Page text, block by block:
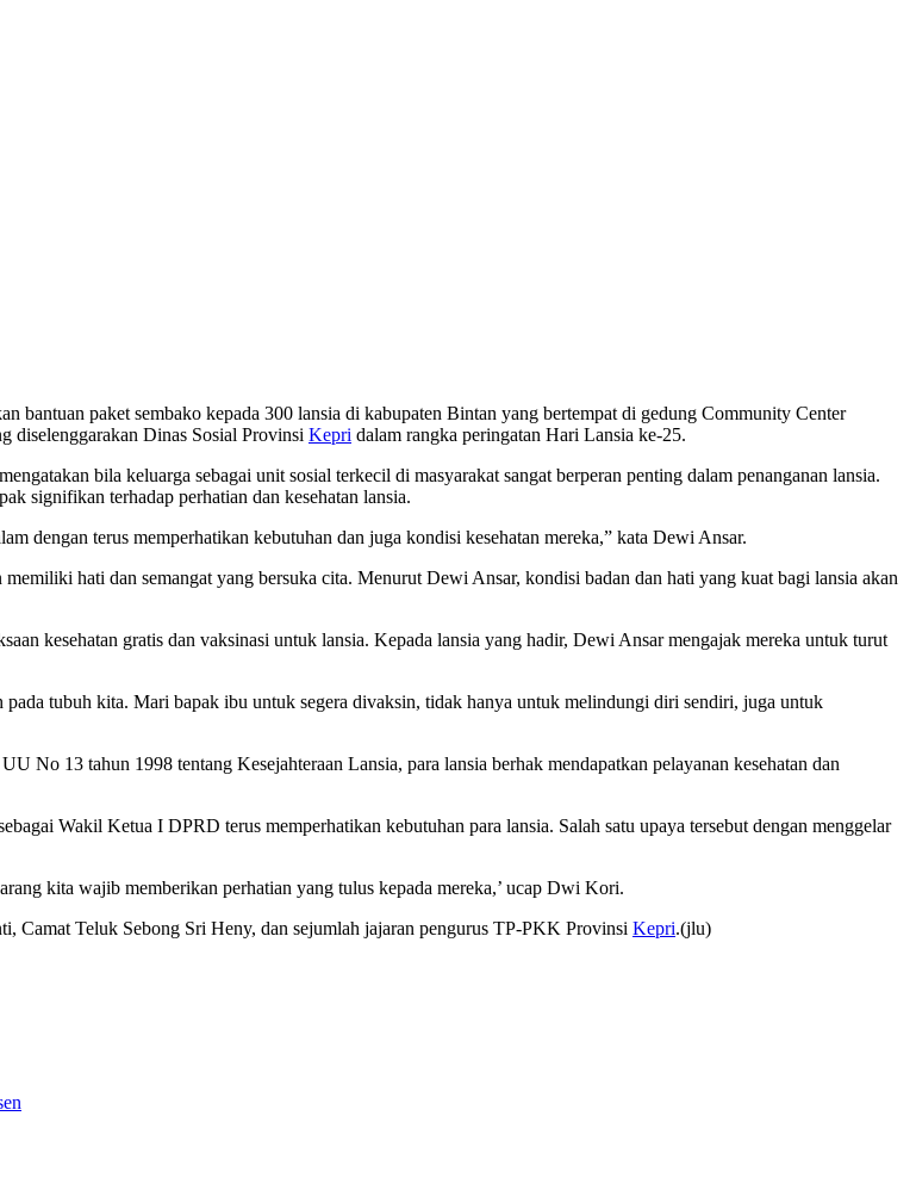
paket sembako kepada 300 lansia di kabupaten Bintan yang bertempat di gedung Community Center
diselenggarakan Dinas Sosial Provinsi Kepri dalam rangka peringatan Hari Lansia ke-25.
bila keluarga sebagai unit sosial terkecil di masyarakat sangat berperan penting dalam penanganan lansia.
signifikan terhadap perhatian dan kesehatan lansia.
dengan terus memperhatikan kebutuhan dan juga kondisi kesehatan mereka,” kata Dewi Ansar.
hati dan semangat yang bersuka cita. Menurut Dewi Ansar, kondisi badan dan hati yang kuat bagi lansia akan
kesehatan gratis dan vaksinasi untuk lansia. Kepada lansia yang hadir, Dewi Ansar mengajak mereka untuk turut
tubuh kita. Mari bapak ibu untuk segera divaksin, tidak hanya untuk melindungi diri sendiri, juga untuk
No 13 tahun 1998 tentang Kesejahteraan Lansia, para lansia berhak mendapatkan pelayanan kesehatan dan
Wakil Ketua I DPRD terus memperhatikan kebutuhan para lansia. Salah satu upaya tersebut dengan menggelar
kita wajib memberikan perhatian yang tulus kepada mereka,’ ucap Dwi Kori.
Camat Teluk Sebong Sri Heny, dan sejumlah jajaran pengurus TP-PKK Provinsi Kepri.(jlu)